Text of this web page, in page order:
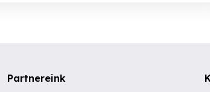
Partnereink